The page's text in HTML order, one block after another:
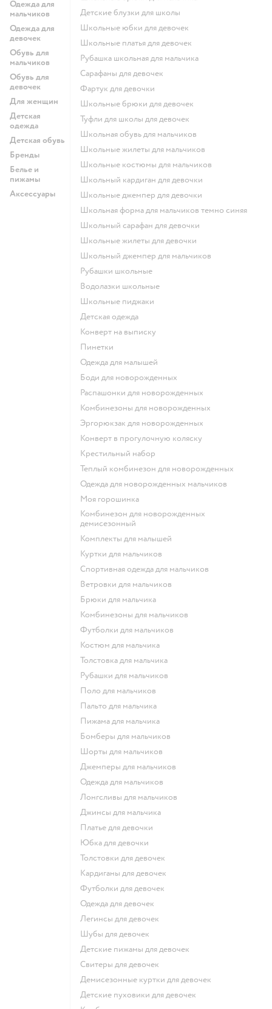
Одежда для
мальчиков
Одежда для
девочек
Обувь для
мальчиков
Обувь для
девочек
Для женщин
Детская
одежда
Детская обувь
Бренды
Белье и
пижамы
Аксессуары
Детские блузки для школы
Школьные юбки для девочек
Школьные платья для девочек
Рубашка школьная для мальчика
Сарафаны для девочек
Фартук для девочки
Школьные брюки для девочек
Туфли для школы для девочек
Школьная обувь для мальчиков
Школьные жилеты для мальчиков
Школьные костюмы для мальчиков
Школьный кардиган для девочки
Школьные джемпер для девочки
Школьная форма для мальчиков темно синяя
Школьный сарафан для девочки
Школьные жилеты для девочки
Школьный джемпер для мальчиков
Рубашки школьные
Водолазки школьные
Школьные пиджаки
Детская одежда
Конверт на выписку
Пинетки
Одежда для малышей
Боди для новорожденных
Распашонки для новорожденных
Комбинезоны для новорожденных
Эргорюкзак для новорожденных
Конверт в прогулочную коляску
Крестильный набор
Теплый комбинезон для новорожденных
Одежда для новорожденных мальчиков
Моя горошинка
Комбинезон для новорожденных
демисезонный
Комплекты для малышей
Куртки для мальчиков
Спортивная одежда для мальчиков
Ветровки для мальчиков
Брюки для мальчика
Комбинезоны для мальчиков
Футболки для мальчиков
Костюм для мальчика
Толстовка для мальчика
Рубашки для мальчиков
Поло для мальчиков
Пальто для мальчика
Пижама для мальчика
Бомберы для мальчиков
Шорты для мальчиков
Джемперы для мальчиков
Одежда для мальчиков
Лонгсливы для мальчиков
Джинсы для мальчика
Платье для девочки
Юбка для девочки
Толстовки для девочек
Кардиганы для девочек
Футболки для девочек
Одежда для девочек
Легинсы для девочек
Шубы для девочек
Детские пижамы для девочек
Свитеры для девочек
Демисезонные куртки для девочек
Детские пуховики для девочек